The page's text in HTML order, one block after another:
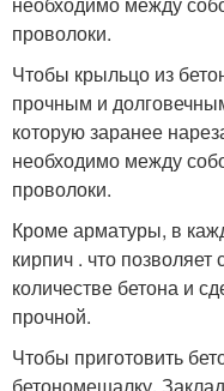
проволоки.
Чтобы крыльцо из
прочным и
которую заранее
необходимо между
проволоки.
Кроме арматуры, в
кирпич . что
количестве бетона и
прочной.
Чтобы приготовить